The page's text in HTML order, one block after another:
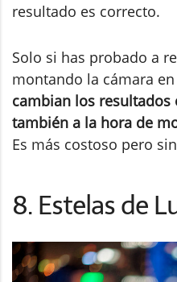
resultado es correcto.
Solo si has probado a
montando la cámara
cambian los resultados
también a la hora de
Es más costoso pero
8. Estelas de